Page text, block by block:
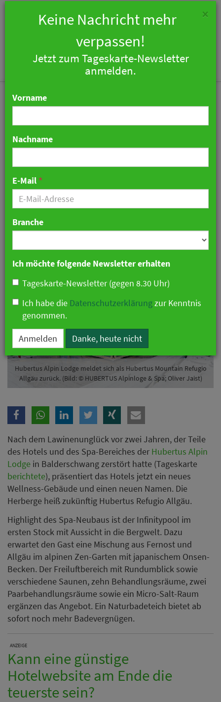
Hubertus Alpin Lodge
meldet sich als Hubertus
Mountain Refugio Allgäu
zurück
Hubertus Alpin Lodge meldet sich als Hubertus Mountain Refugio
Allgäu zurück. (Bild: © HUBERTUS Alpinloge & Spa; Oliver Jaist)
Nach dem Lawinenunglück vor zwei Jahren, der Teile
des Hotels und des Spa-Bereiches der Hubertus Alpin
Lodge in Balderschwang zerstört hatte (Tageskarte
berichtete), präsentiert das Hotels jetzt ein neues
Wellness-Gebäude und einen neuen Namen. Die
Herberge heiß zukünftig Hubertus Refugio Allgäu.
Highlight des Spa-Neubaus ist der Infinitypool im
ersten Stock mit Aussicht in die Bergwelt. Dazu
erwartet den Gast eine Mischung aus Fernost und
Allgäu im alpinen Zen-Garten mit japanischem Onsen-
Becken. Der Freiluftbereich mit Rundumblick sowie
verschiedene Saunen, zehn Behandlungsräume, zwei
Paarbehandlungsräume sowie ein Micro-Salt-Raum
ergänzen das Angebot. Ein Naturbadeteich bietet ab
sofort noch mehr Badevergnügen.
ANZEIGE
Kann eine günstige
Hotelwebsite am Ende die
teuerste sein?
×
Keine Nachricht mehr
verpassen!
Jetzt zum Tageskarte-Newsletter
anmelden.
Vorname
Nachname
E-Mail *
Branche
Ich möchte folgende Newsletter erhalten
Tageskarte-Newsletter (gegen 8.30 Uhr)
Ich habe die Datenschutzerklärungzur Kenntnis
genommen.
Anmelden Danke, heute nicht